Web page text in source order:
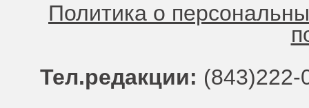
Политика о
Тел.редакции: